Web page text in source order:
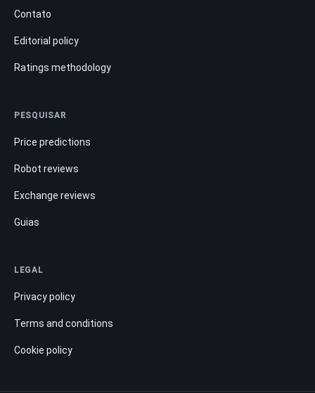
Contato
Editorial policy
Ratings methodology
PESQUISAR
Price predictions
Robot reviews
Exchange reviews
Guias
LEGAL
Privacy policy
Terms and conditions
Cookie policy